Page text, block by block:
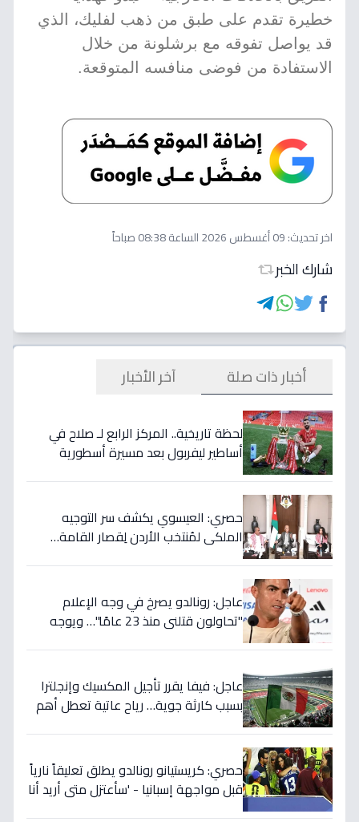
خطيرة تقدم على طبق من ذهب لفليك، الذي
قد يواصل تفوقه مع برشلونة من خلال
الاستفادة من فوضى منافسه المتوقعة.
اخر تحديث:09 أغسطس 2026 الساعة 08:38 صباحاً
شارك الخبر
أخبار ذات صلة آخر الأخبار
لحظة تاريخية.. المركز الرابع لـ صلاح في
أساطير ليفربول بعد مسيرة أسطورية
حصري: العيسوي يكشف سر التوجيه
الملكي لمُنتخب الأردن لِقصار القامة…
عاجل: رونالدو يصرخ في وجه الإعلام
"تحاولون قتلني منذ 23 عامًا"… ويوجه
عاجل: فيفا يقرر تأجيل المكسيك وإنجلترا
بسبب كارثة جوية… رياح عاتية تعطل أهم
حصري: كريستيانو رونالدو يطلق تعليقاً نارياً
قبل مواجهة إسبانيا - 'سأعتزل متى أريد أنا